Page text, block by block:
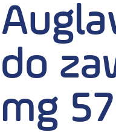
do
mg